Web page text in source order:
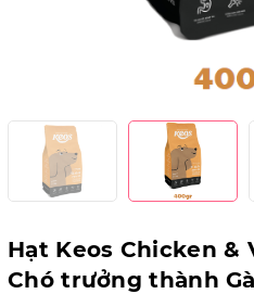
Hạt Keos Chicken &
Chó trưởng thành